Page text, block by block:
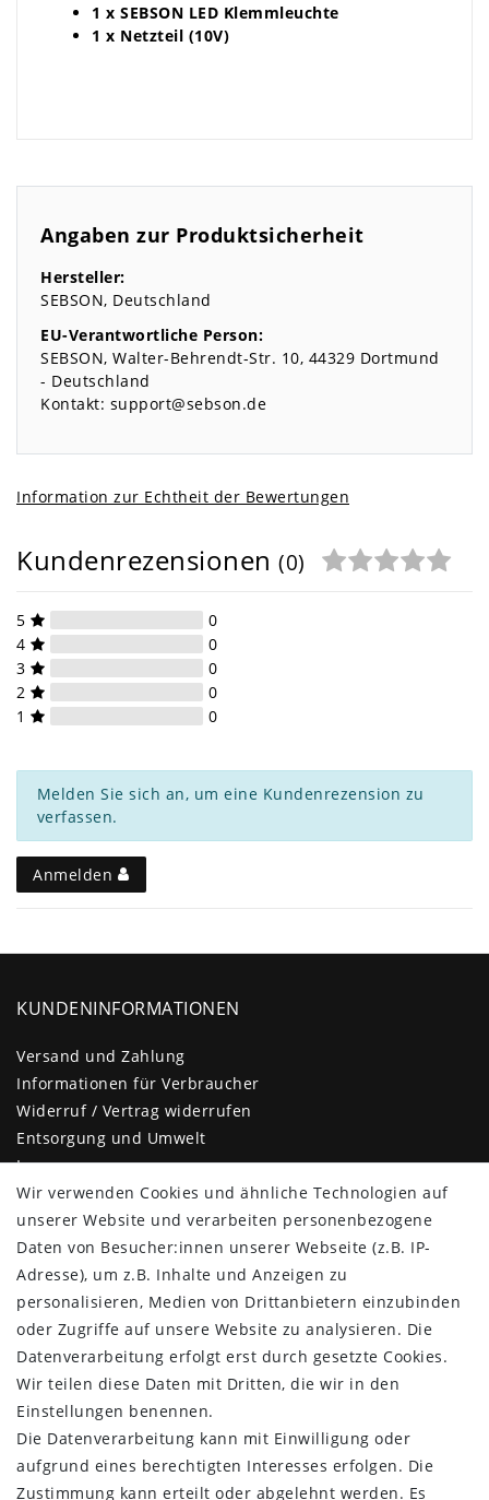
1 x SEBSON LED Klemmleuchte
1 x Netzteil (10V)
Angaben zur Produktsicherheit
Hersteller:
SEBSON Deutschland
EU-Verantwortliche Person:
SEBSON Walter-Behrendt-Str. 10 44329 Dortmund
Deutschland
Kontakt: support@sebson.de
Information zur Echtheit der Bewertungen
Kundenrezensionen (0)
5
0
4
0
3
0
2
0
1
0
Melden Sie sich an, um eine Kundenrezension zu
verfassen.
Anmelden
KUNDENINFORMATIONEN
Versand und Zahlung
Informationen für Verbraucher
Widerruf / Vertrag widerrufen
Entsorgung und Umwelt
Impressum
Daten­schutz­erklärung
AGB
Barrierefreiheitserklärung
Kontakt
KUNDENBEREICH
Login
Registrieren
KUNDENSERVICE
Infocenter
Wir verwenden Cookies und ähnliche Technologien auf
unserer Website und verarbeiten personenbezogene
Daten von Besucher:innen unserer Webseite (z.B. IP-
Adresse), um z.B. Inhalte und Anzeigen zu
personalisieren, Medien von Drittanbietern einzubinden
oder Zugriffe auf unsere Website zu analysieren. Die
Datenverarbeitung erfolgt erst durch gesetzte Cookies.
Wir teilen diese Daten mit Dritten, die wir in den
Einstellungen benennen.
Die Datenverarbeitung kann mit Einwilligung oder
aufgrund eines berechtigten Interesses erfolgen. Die
Zustimmung kann erteilt oder abgelehnt werden. Es